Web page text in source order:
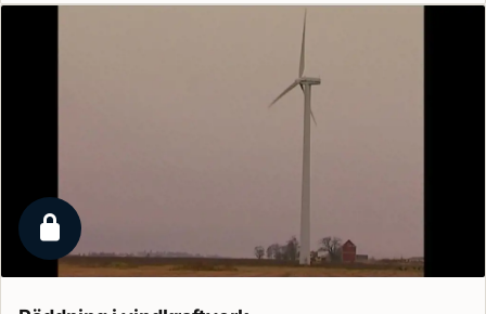
Låst reportage